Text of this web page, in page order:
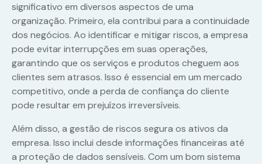
significativo em diversos aspectos de uma
organização. Primeiro, ela contribui para a continuidade
dos negócios. Ao identificar e mitigar riscos, a empresa
pode evitar interrupções em suas operações,
garantindo que os serviços e produtos cheguem aos
clientes sem atrasos. Isso é essencial em um mercado
competitivo, onde a perda de confiança do cliente
pode resultar em prejuízos irreversíveis.
Além disso, a gestão de riscos segura os ativos da
empresa. Isso inclui desde informações financeiras até
a proteção de dados sensíveis. Com um bom sistema